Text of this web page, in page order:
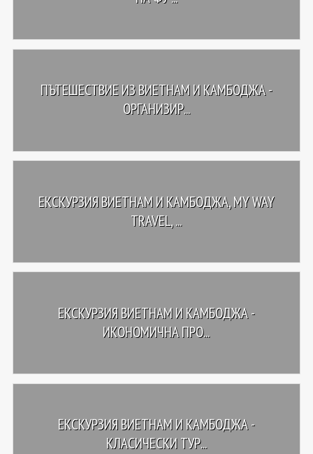
ПЪТЕШЕСТВИЕ ИЗ ВИЕТНАМ И КАМБОДЖА -
ОРГАНИЗИР...
ЕКСКУРЗИЯ ВИЕТНАМ И КАМБОДЖА, MY WAY
TRAVEL, ...
ЕКСКУРЗИЯ ВИЕТНАМ И КАМБОДЖА -
ИКОНОМИЧНА ПРО...
ЕКСКУРЗИЯ ВИЕТНАМ И КАМБОДЖА -
КЛАСИЧЕСКИ ТУР...